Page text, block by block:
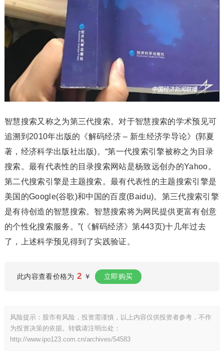
智慧搜索又称之为第三代搜索。对于智慧搜索的学术预见可
追溯到2010年出版的《解码经济 – 新生经济学导论》(郭夏
著，经济科学出版社出版)。“第一代搜索引擎被称之为目录
搜索。最有代表性的目录搜索网站是杨致远创办的Yahoo。
第二代搜索引擎是主题搜索。最有代表性的主题搜索引擎是
美国的Google(谷歌)和中国的百度(Baidu)。第三代搜索引擎
是有待创造的智慧搜索。智慧搜索将为网民提供更富有创意
的个性化搜索服务。”(《解码经济》第443页)十几年过去
了，上述科学预见得到了实践验证。
此内容查看价格为 2 ￥ 立即购买
风险提示：股市有风险，投资需谨慎，以上内容仅供投资者参考，不作
为投资决策的依据。转载请注明出处：
http://www.ipo123.com.cn/archives/54583